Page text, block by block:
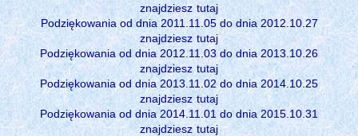
znajdziesz tutaj
Podziękowania od dnia 2011.11.05 do dnia 2012.10.27
znajdziesz tutaj
Podziękowania od dnia 2012.11.03 do dnia 2013.10.26
znajdziesztutaj
Podziękowania od dnia 2013.11.02 do dnia 2014.10.25
znajdziesz tutaj
Podziękowania od dnia 2014.11.01 do dnia 2015.10.31
znajdziesztutaj